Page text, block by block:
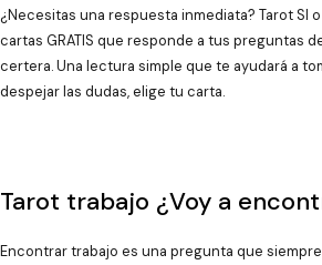
¿Necesitas una respuesta inmediata? Tarot SI
cartas GRATIS que responde a tus preguntas
certera. Una lectura simple que te ayudará a
despejar las dudas, elige tu carta.
Tarot trabajo ¿Voy a
Encontrar trabajo es una pregunta que